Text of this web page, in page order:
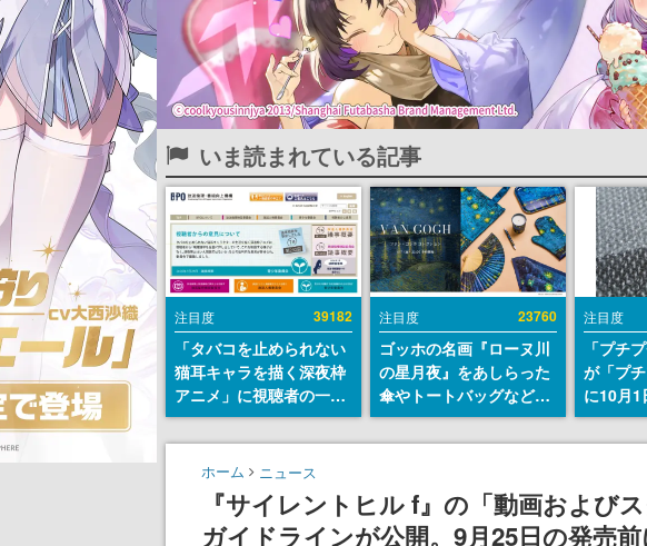
いま読まれている記事
注目度 39182
「タバコを止められない
猫耳キャラを描く深夜枠
アニメ」に視聴者の一部
から批判意見。違法薬物
の使用と思しき描写も含
めて、BPOが議論を交わ
注目度 23760
ゴッホの名画『ローヌ川
の星月夜』をあしらった
傘やトートバッグなどが
登場。8月7日21時より2
日間限定で予約販売
注目度
「プチ
が「プ
に10月1
へ。創
変更で
ホーム ニュース
『サイレントヒル f』の「動画および
ガイドラインが公開。9月25日の発売